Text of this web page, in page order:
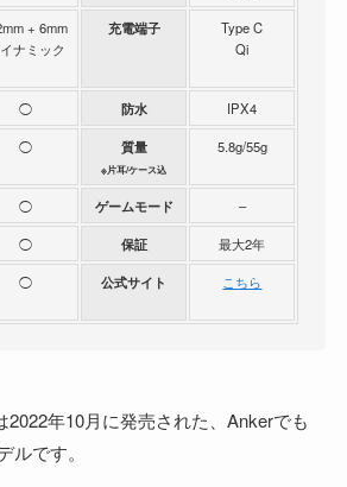
+ 6mm
ナミック
充電端子
Type C
Qi
◯ 防水 IPX4
◯ 質量
※片耳/ケース込
5.8g/55g
◯ ゲームモード –
◯ 保証
最大2年
◯ 公式サイト こちら
2022年10月に発売された、Ankerでも
ルです。